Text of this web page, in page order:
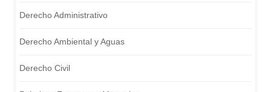
Derecho Administrativo
Derecho Ambiental y Aguas
Derecho Civil